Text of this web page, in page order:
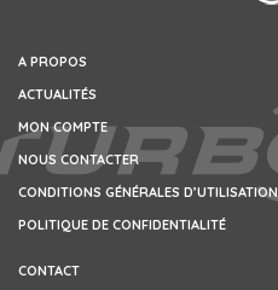
A PROPOS
ACTUALITÉS
MON COMPTE
NOUS CONTACTER
CONDITIONS GÉNÉRALES D’UTILISATION
POLITIQUE DE CONFIDENTIALITÉ
CONTACT